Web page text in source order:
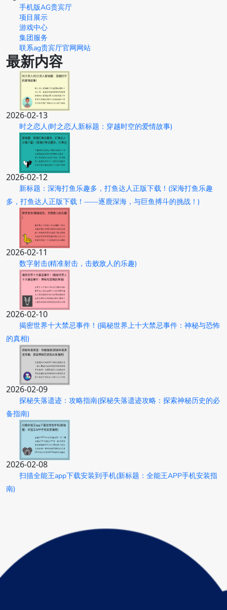
手机版AG贵宾厅
项目展示
游戏中心
集团服务
联系ag贵宾厅官网网站
最新内容
2026-02-13
时之恋人(时之恋人新标题：穿越时空的爱情故事)
2026-02-12
新标题：深海打鱼乐趣多，打鱼达人正版下载！(深海打鱼乐趣
多，打鱼达人正版下载！——逐鹿深海，与巨鱼搏斗的挑战！)
2026-02-11
数字射击(精准射击，击败敌人的乐趣)
2026-02-10
揭密世界十大禁忌事件！(揭秘世界上十大禁忌事件：神秘与恐怖
的真相)
2026-02-09
探秘失落遗迹：攻略指南(探秘失落遗迹攻略：探索神秘历史的必
备指南)
2026-02-08
扫描全能王app下载安装到手机(新标题：全能王APP手机安装指
南)